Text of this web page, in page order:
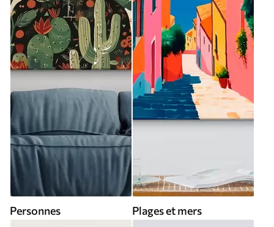
Personnes Plages et mers